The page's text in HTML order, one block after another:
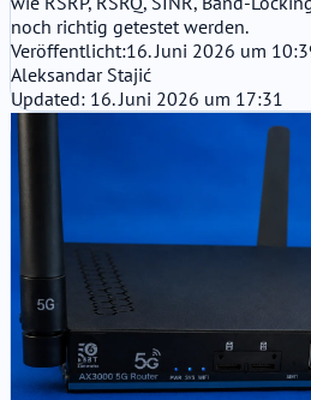
noch richtig getestet werden.
Veröffentlicht:16. Juni 2026 um
Aleksandar Stajić
Updated: 16. Juni 2026 um 17:31